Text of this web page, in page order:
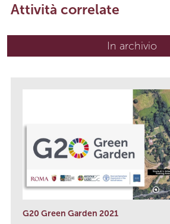
Attività correlate
In archivio
G20 Green Garden 2021